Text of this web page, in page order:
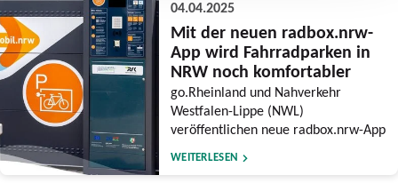
04.04.2025
Mit der neuen radbox.nrw-
App wird Fahrradparken in
NRW noch komfortabler
go.Rheinland und Nahverkehr
Westfalen-Lippe (NWL)
veröffentlichen neue radbox.nrw-App
WEITERLESEN